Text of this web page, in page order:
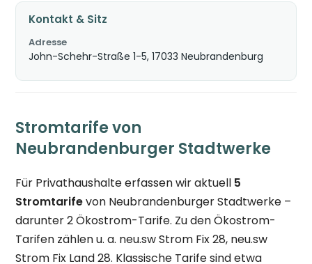
Kontakt & Sitz
Adresse
John-Schehr-Straße 1-5, 17033 Neubrandenburg
Stromtarife von
Neubrandenburger Stadtwerke
Für Privathaushalte erfassen wir aktuell 5
Stromtarifevon Neubrandenburger Stadtwerke –
darunter 2 Ökostrom-Tarife. Zu den Ökostrom-
Tarifen zählen u. a. neu.sw Strom Fix 28, neu.sw
Strom Fix Land 28. Klassische Tarife sind etwa